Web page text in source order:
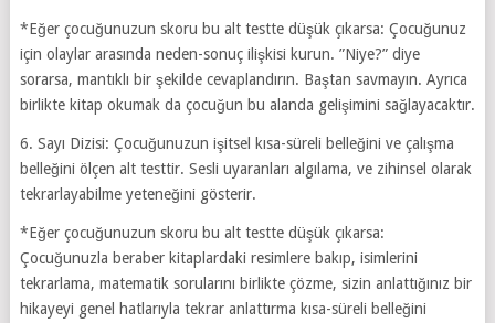
*Eğer çocuğunuzun skoru bu alt testte düşük çıkarsa: Çocuğunuz
için olaylar arasında neden-sonuç ilişkisi kurun. ”Niye?” diye
sorarsa, mantıklı bir şekilde cevaplandırın. Baştan savmayın. Ayrıca
birlikte kitap okumak da çocuğun bu alanda gelişimini sağlayacaktır.
6. Sayı Dizisi: Çocuğunuzun işitsel kısa-süreli belleğini ve çalışma
belleğini ölçen alt testtir. Sesli uyaranları algılama, ve zihinsel olarak
tekrarlayabilme yeteneğini gösterir.
*Eğer çocuğunuzun skoru bu alt testte düşük çıkarsa:
Çocuğunuzla beraber kitaplardaki resimlere bakıp, isimlerini
tekrarlama, matematik sorularını birlikte çözme, sizin anlattığınız bir
hikayeyi genel hatlarıyla tekrar anlattırma kısa-süreli belleğini